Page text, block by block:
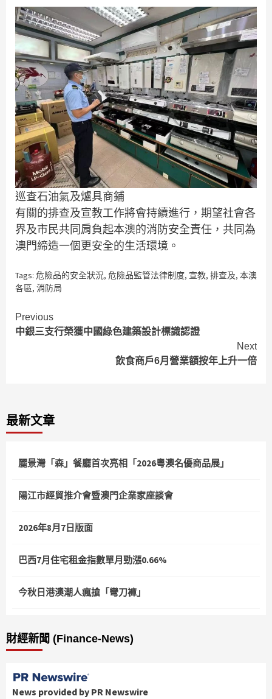
巡查石油氣及爐具商鋪
有關的排查及宣教工作將會持續進行，期望社會各
界及市民共同肩負起本澳的消防安全責任，共同為
澳門締造一個更安全的生活環境。
Tags: 危險品的安全狀況, 危險品監管法律制度, 宣教, 排查及, 本澳
各區, 消防局
Continue
Reading
Previous
中銀三支行榮獲中國綠色建築設計標識認證
Next
飲食商戶6月營業額按年上升一倍
最新文章
麗景灣「森」餐廳首次亮相「2026粵澳名優商品展」
陽江市經貿推介會暨澳門企業家座談會
2026年8月7日版面
巴西7月住宅租金指數單月勁漲0.66%
今秋日港澳潮人瘋搶「彎刀褲」
財經新聞 (Finance-News)
News provided by PR Newswire